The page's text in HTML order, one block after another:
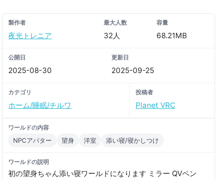
製作者
夜光トレニア
最大人数
32人
容量
68.21MB
公開日
2025-08-30
更新日
2025-09-25
カテゴリ
ホーム/睡眠/チルワ
投稿者
Planet VRC
ワールドの内容
NPCアバター 望身 洋室 添い寝/寝かしつけ
ワールドの説明
初の望身ちゃん添い寝ワールドになります ミラー QVペン